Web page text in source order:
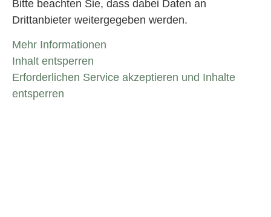
Bitte beachten Sie, dass dabei Daten an
Drittanbieter weitergegeben werden.
Mehr Informationen
Inhalt entsperren
Erforderlichen Service akzeptieren und Inhalte
entsperren